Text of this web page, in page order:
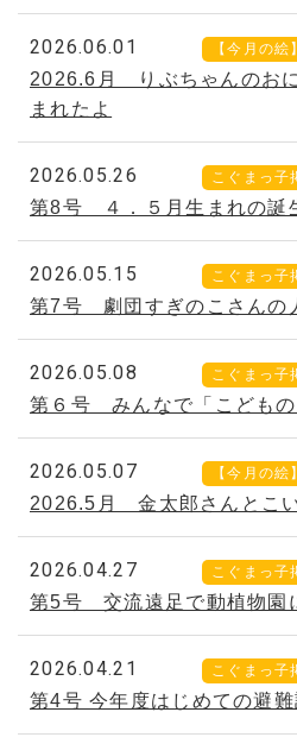
2026.06.01 【今月の絵】
2026.6月 りぶちゃんのお
まれたよ
2026.05.26 こぐまっ子
第8号 ４．５月生まれの誕
2026.05.15 こぐまっ子
第7号 劇団すぎのこさんの
2026.05.08 こぐまっ子
第６号 みんなで「こどもの
2026.05.07 【今月の絵】
2026.5月 金太郎さんとこ
2026.04.27 こぐまっ子
第5号 交流遠足で動植物園
2026.04.21 こぐまっ子
第4号 今年度はじめての避